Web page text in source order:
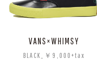
VANS×WHIMSY
BLACK_￥9,000+tax